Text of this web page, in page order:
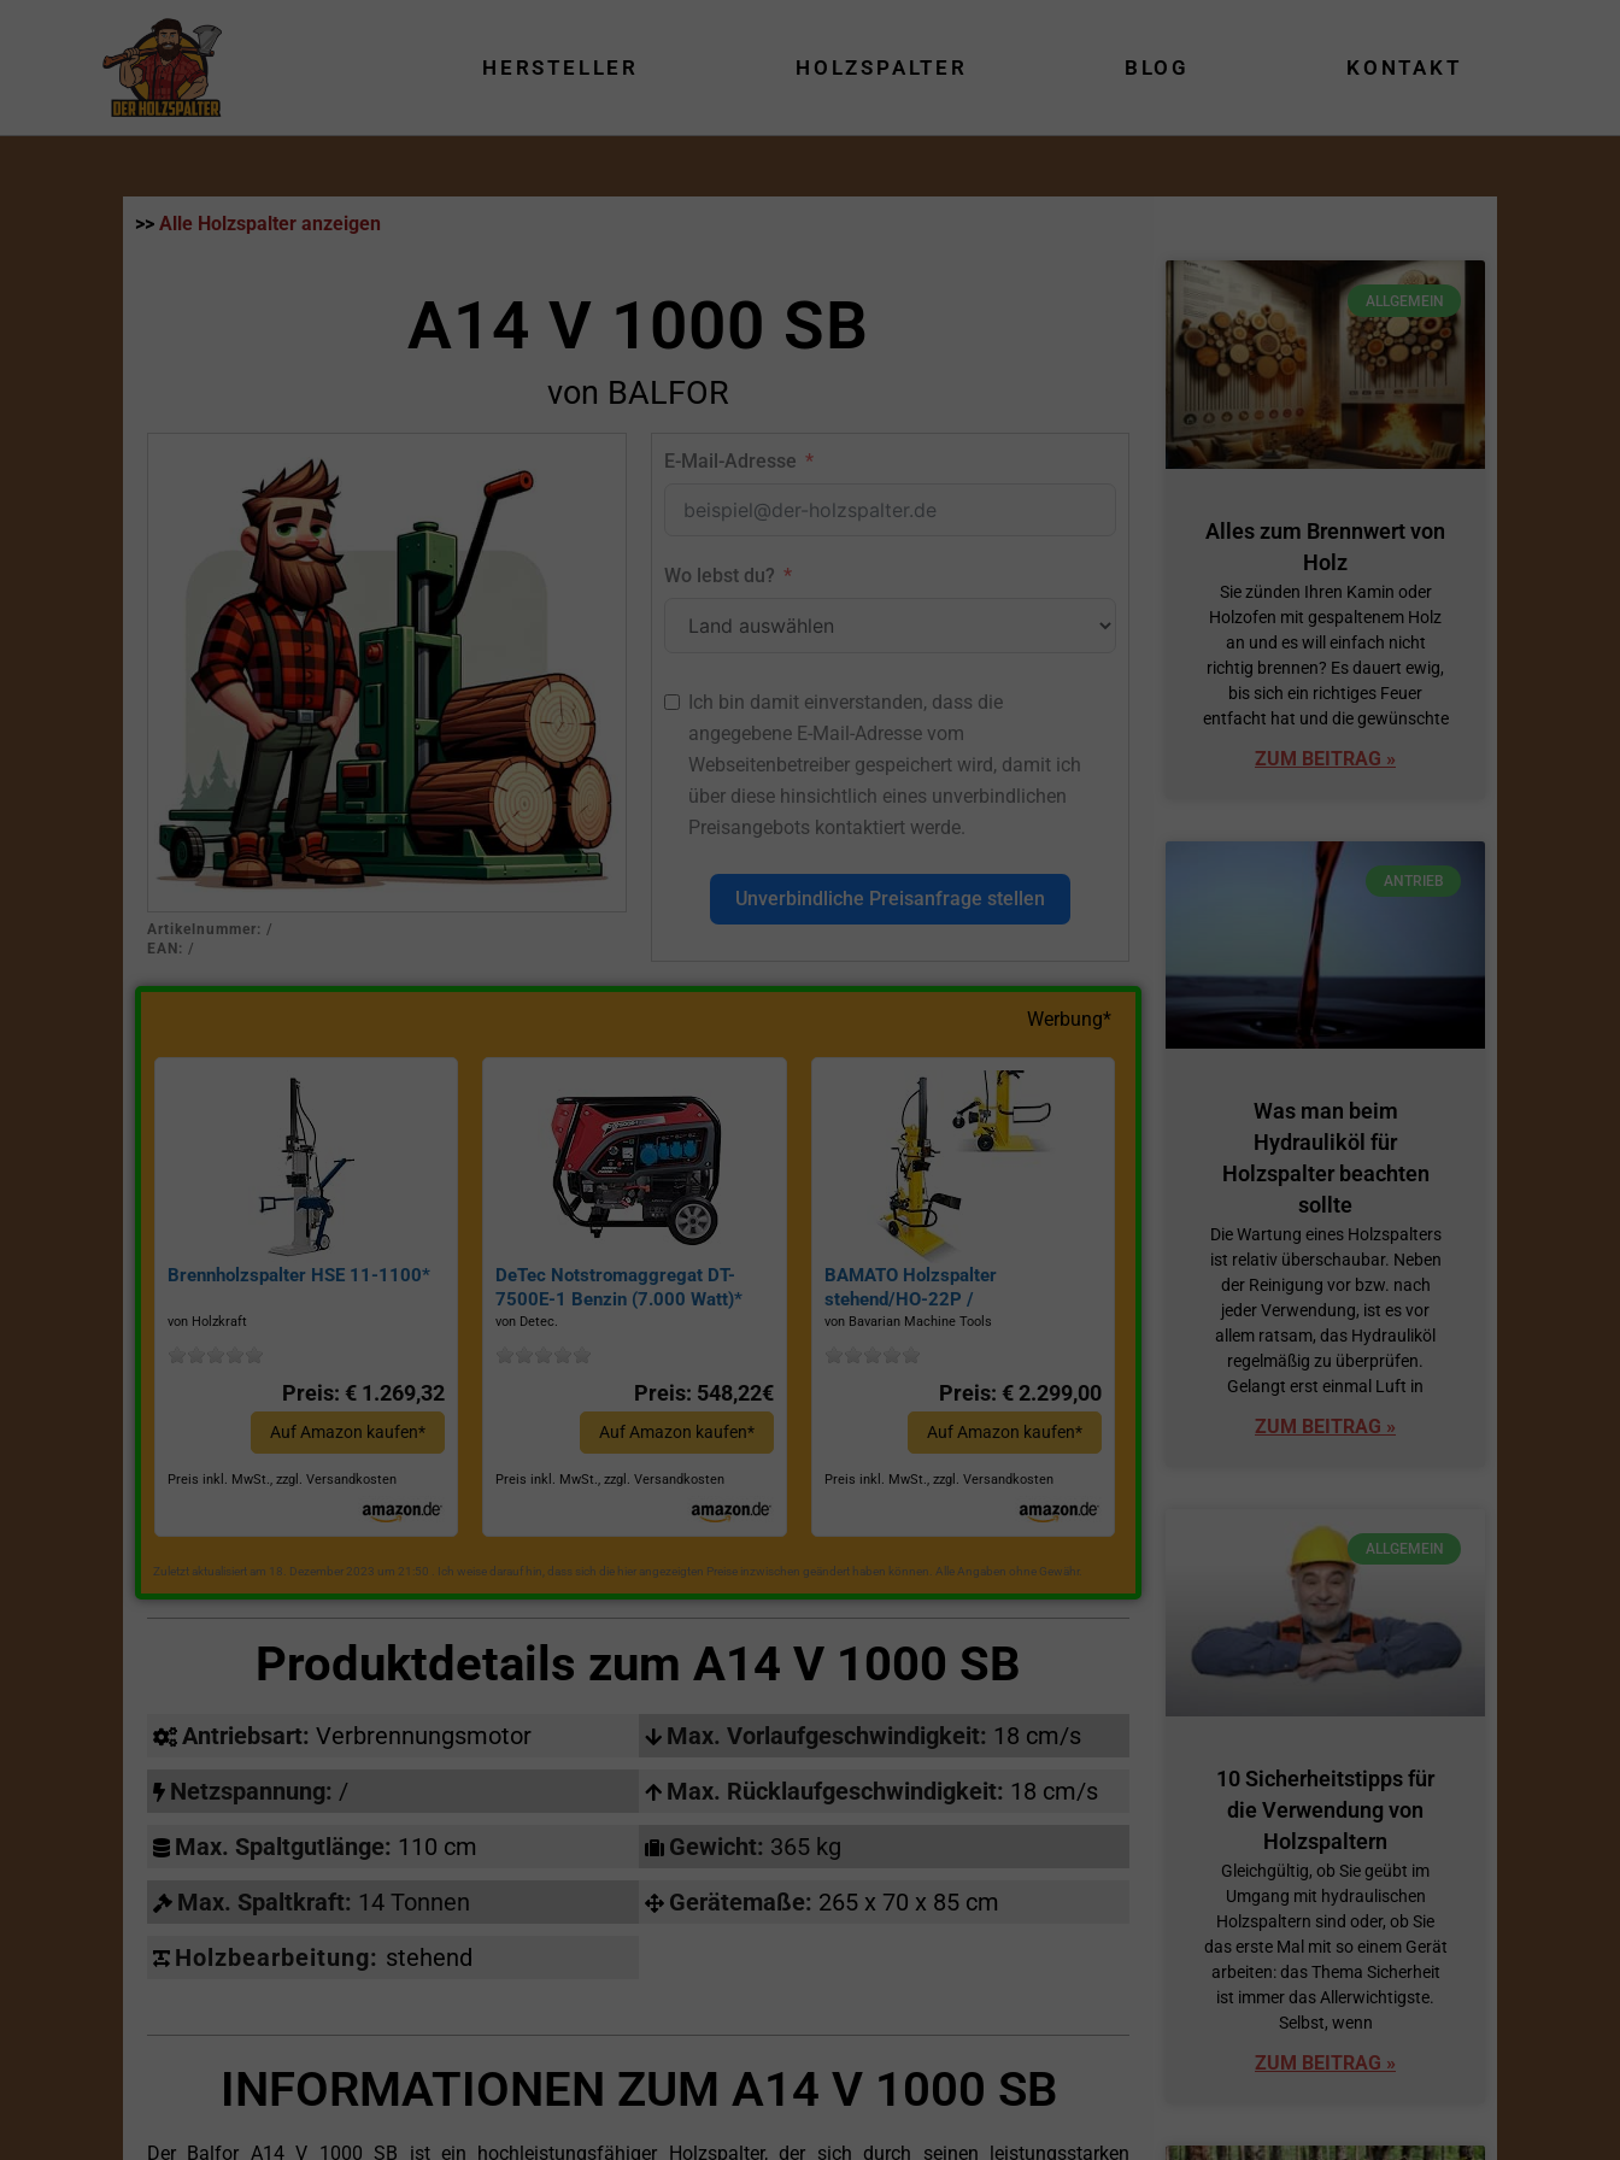
HERSTELLER HOLZSPALTER BLOG KONTAKT
>> Alle Holzspalter anzeigen
A14 V 1000 SB
von BALFOR
Artikelnummer: /
EAN: /
E-Mail-Adresse
Wo lebst du?
Ich bin damit einverstanden, dass die
angegebene E-Mail-Adresse vom
Webseitenbetreiber gespeichert wird, damit ich
über diese hinsichtlich eines unverbindlichen
Preisangebots kontaktiert werde.
Unverbindliche Preisanfrage stellen
Werbung*
Brennholzspalter HSE 11-1100*
von Holzkraft
Preis: € 1.269,32
Auf Amazon kaufen*
Preis inkl. MwSt., zzgl. Versandkosten
DeTec Notstromaggregat DT-
7500E-1 Benzin (7.000 Watt)*
von Detec.
Preis: 548,22€
Auf Amazon kaufen*
Preis inkl. MwSt., zzgl. Versandkosten
BAMATO Holzspalter
stehend/HO-22P /
Zapfwellenantrieb, Inkl.
von Bavarian Machine Tools
Preis: € 2.299,00
Auf Amazon kaufen*
Preis inkl. MwSt., zzgl. Versandkosten
Zuletzt aktualisiert am 18. Dezember 2023 um 21:50 . Ich weise darauf hin, dass sich die hier angezeigten Preise inzwischen geändert haben können. Alle Angaben ohne Gewähr.
Produktdetails zum A14 V 1000 SB
Antriebsart: Verbrennungsmotor
Netzspannung: /
Max. Spaltgutlänge: 110 cm
Max. Spaltkraft: 14 Tonnen
Holzbearbeitung: stehend
Max. Vorlaufgeschwindigkeit: 18 cm/s
Max. Rücklaufgeschwindigkeit: 18 cm/s
Gewicht: 365 kg
Gerätemaße: 265 x 70 x 85 cm
INFORMATIONEN ZUM A14 V 1000 SB
Der Balfor A14 V 1000 SB ist ein hochleistungsfähiger Holzspalter, der sich durch seinen leistungsstarken
ALLGEMEIN
Alles zum Brennwert von
Holz
Sie zünden Ihren Kamin oder
Holzofen mit gespaltenem Holz
an und es will einfach nicht
richtig brennen? Es dauert ewig,
bis sich ein richtiges Feuer
entfacht hat und die gewünschte
ZUM BEITRAG »
ANTRIEB
Was man beim
Hydrauliköl für
Holzspalter beachten
sollte
Die Wartung eines Holzspalters
ist relativ überschaubar. Neben
der Reinigung vor bzw. nach
jeder Verwendung, ist es vor
allem ratsam, das Hydrauliköl
regelmäßig zu überprüfen.
Gelangt erst einmal Luft in
ZUM BEITRAG »
ALLGEMEIN
10 Sicherheitstipps für
die Verwendung von
Holzspaltern
Gleichgültig, ob Sie geübt im
Umgang mit hydraulischen
Holzspaltern sind oder, ob Sie
das erste Mal mit so einem Gerät
arbeiten: das Thema Sicherheit
ist immer das Allerwichtigste.
Selbst, wenn
ZUM BEITRAG »